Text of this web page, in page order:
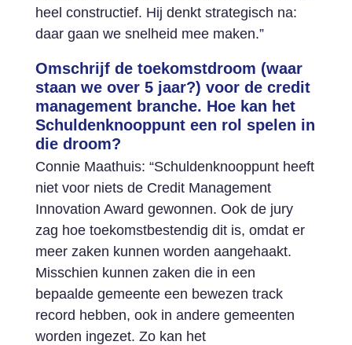
heel constructief. Hij denkt strategisch na:
daar gaan we snelheid mee maken.”
Omschrijf de toekomstdroom (waar
staan we over 5 jaar?) voor de credit
management branche. Hoe kan het
Schuldenknooppunt een rol spelen in
die droom?
Connie Maathuis: “Schuldenknooppunt heeft
niet voor niets de Credit Management
Innovation Award gewonnen. Ook de jury
zag hoe toekomstbestendig dit is, omdat er
meer zaken kunnen worden aangehaakt.
Misschien kunnen zaken die in een
bepaalde gemeente een bewezen track
record hebben, ook in andere gemeenten
worden ingezet. Zo kan het